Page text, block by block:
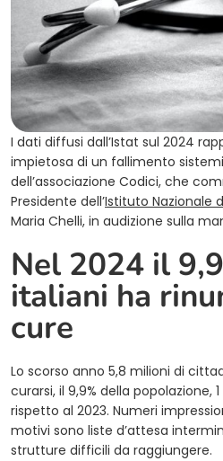
I dati diffusi dall’Istat sul 2024
impietosa di un fallimento
dell’associazione Codici, che
Presidente dell’Istituto Nazionale
Maria Chelli, in audizione sulla
Nel 2024 il
italiani ha
cure
Lo scorso anno 5,8 milioni di
curarsi, il 9,9% della popolazione,
rispetto al 2023. Numeri
motivi sono liste d’attesa
strutture difficili da raggiungere.